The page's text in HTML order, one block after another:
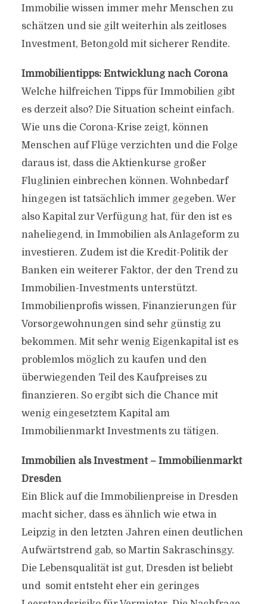
Immobilie wissen immer mehr Menschen zu
schätzen und sie gilt weiterhin als zeitloses
Investment, Betongold mit sicherer Rendite.
Immobilientipps: Entwicklung nach Corona
Welche hilfreichen Tipps für Immobilien gibt
es derzeit also? Die Situation scheint einfach.
Wie uns die Corona-Krise zeigt, können
Menschen auf Flüge verzichten und die Folge
daraus ist, dass die Aktienkurse großer
Fluglinien einbrechen können. Wohnbedarf
hingegen ist tatsächlich immer gegeben. Wer
also Kapital zur Verfügung hat, für den ist es
naheliegend, in Immobilien als Anlageform zu
investieren. Zudem ist die Kredit-Politik der
Banken ein weiterer Faktor, der den Trend zu
Immobilien-Investments unterstützt.
Immobilienprofis wissen, Finanzierungen für
Vorsorgewohnungen sind sehr günstig zu
bekommen. Mit sehr wenig Eigenkapital ist es
problemlos möglich zu kaufen und den
überwiegenden Teil des Kaufpreises zu
finanzieren. So ergibt sich die Chance mit
wenig eingesetztem Kapital am
Immobilienmarkt Investments zu tätigen.
Immobilien als Investment – Immobilienmarkt
Dresden
Ein Blick auf die Immobilienpreise in Dresden
macht sicher, dass es ähnlich wie etwa in
Leipzig in den letzten Jahren einen deutlichen
Aufwärtstrend gab, so Martin Sakraschinsgy.
Die Lebensqualität ist gut, Dresden ist beliebt
und somit entsteht eher ein geringes